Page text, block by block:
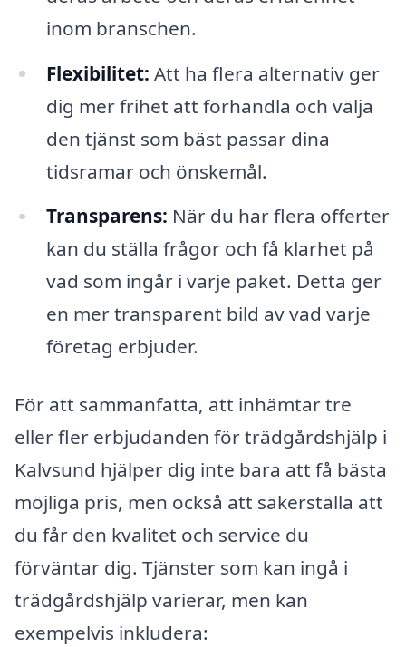
inom branschen.
Flexibilitet: Att ha flera alternativ ger
dig mer frihet att förhandla och välja
den tjänst som bäst passar dina
tidsramar och önskemål.
Transparens: När du har flera offerter
kan du ställa frågor och få klarhet på
vad som ingår i varje paket. Detta ger
en mer transparent bild av vad varje
företag erbjuder.
För att sammanfatta, att inhämtar tre
eller fler erbjudanden för trädgårdshjälp i
Kalvsund hjälper dig inte bara att få bästa
möjliga pris, men också att säkerställa att
du får den kvalitet och service du
förväntar dig. Tjänster som kan ingå i
trädgårdshjälp varierar, men kan
exempelvis inkludera: